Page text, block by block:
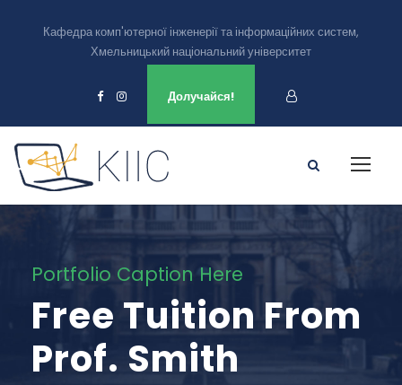
Кафедра комп'ютерної інженерії та інформаційних систем,
Хмельницький національний університет
Долучайся!
Portfolio Caption Here
Free Tuition From
Prof. Smith